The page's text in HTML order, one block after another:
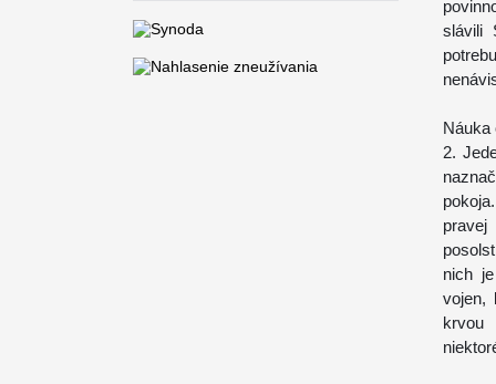
slávili
Náuka
2.
nich
vojen,
krvou